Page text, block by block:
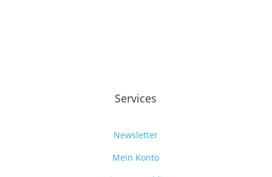
Services
Newsletter
Mein Konto